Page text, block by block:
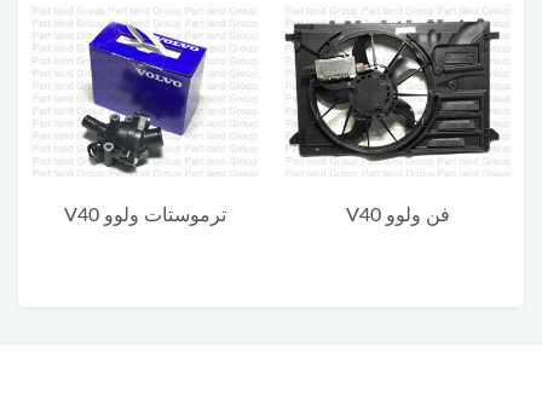
ترموستات ولوو V40
روغن گیربکس دابل کلاچ